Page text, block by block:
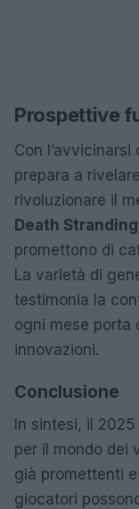
Prospettive
Con
prepara a
rivoluzionare il
Death
promettono di
La varietà di
testimonia la
ogni mese porta
innovazioni.
Conclusione
In sintesi, il
per il mondo dei
già promettenti
giocatori